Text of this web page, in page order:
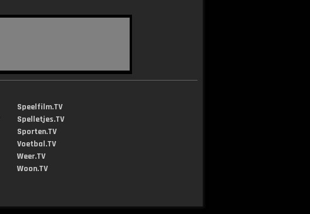
Speelfilm.TV
Spelletjes.TV
Sporten.TV
Voetbal.TV
Weer.TV
Woon.TV